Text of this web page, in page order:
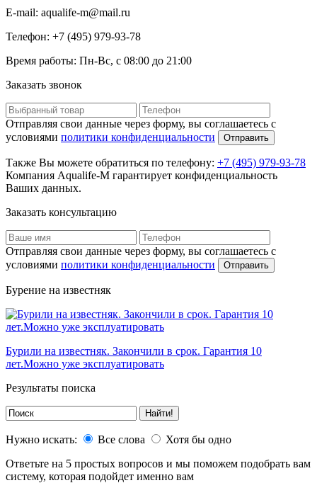
E-mail: aqualife-m@mail.ru
Телефон: +7 (495) 979-93-78
Время работы: Пн-Вс, с 08:00 до 21:00
Заказать звонок
Отправляя свои данные через форму, вы соглашаетесь с
условиями политики конфиденциальности Отправить
Также Вы можете обратиться по телефону: +7 (495) 979-93-78
Компания Aqualife-M гарантирует конфиденциальность
Ваших данных.
Заказать консультацию
Отправляя свои данные через форму, вы соглашаетесь с
условиями политики конфиденциальности Отправить
Бурение на известняк
Бурили на известняк. Закончили в срок. Гарантия 10
лет.Можно уже эксплуатировать
Результаты поиска
Нужно искать: Все слова
Хотя бы одно
Ответьте на 5 простых вопросов и мы поможем подобрать вам
систему, которая подойдет именно вам